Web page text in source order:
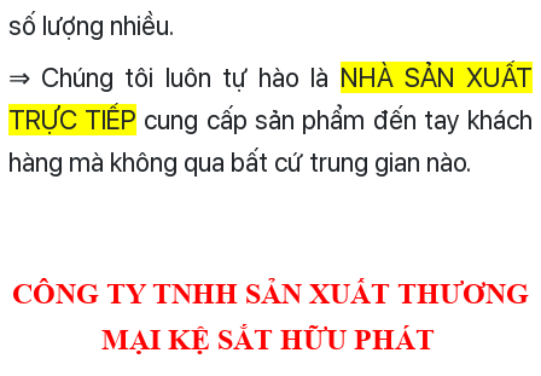
số lượng nhiều.
⇒ Chúng tôi luôn tự hào là NHÀ SẢN XUẤT
TRỰC TIẾP cung cấp sản phẩm đến tay khách
hàng mà không qua bất cứ trung gian nào.
CÔNG TY TNHH SẢN XUẤT THƯƠNG
MẠI KỆ SẮT HỮU PHÁT